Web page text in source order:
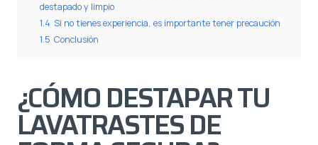
destapado y limpio
1.4 Si no tienes experiencia, es importante tener precaución
1.5 Conclusión
¿CÓMO DESTAPAR TU
LAVATRASTES DE